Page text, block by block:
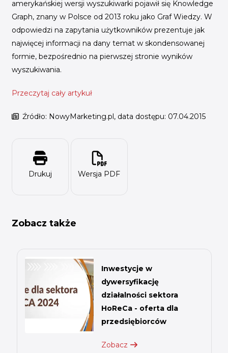
amerykańskiej wersji wyszukiwarki pojawił się Knowledge
Graph, znany w Polsce od 2013 roku jako Graf Wiedzy. W
odpowiedzi na zapytania użytkowników prezentuje jak
najwięcej informacji na dany temat w skondensowanej
formie, bezpośrednio na pierwszej stronie wyników
wyszukiwania.
Przeczytaj cały artykuł
Źródło: NowyMarketing.pl, data dostępu: 07.04.2015
Drukuj Wersja PDF
Zobacz także
Inwestycje w
dywersyfikację
działalności sektora
HoReCa - oferta dla
przedsiębiorców
Zobacz